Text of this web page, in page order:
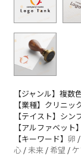
【ジャンル】複数
【業種】クリニ
【テイスト】シン
【アルファベット
【キーワード】 卵 /
心 / 未来 / 希望 /